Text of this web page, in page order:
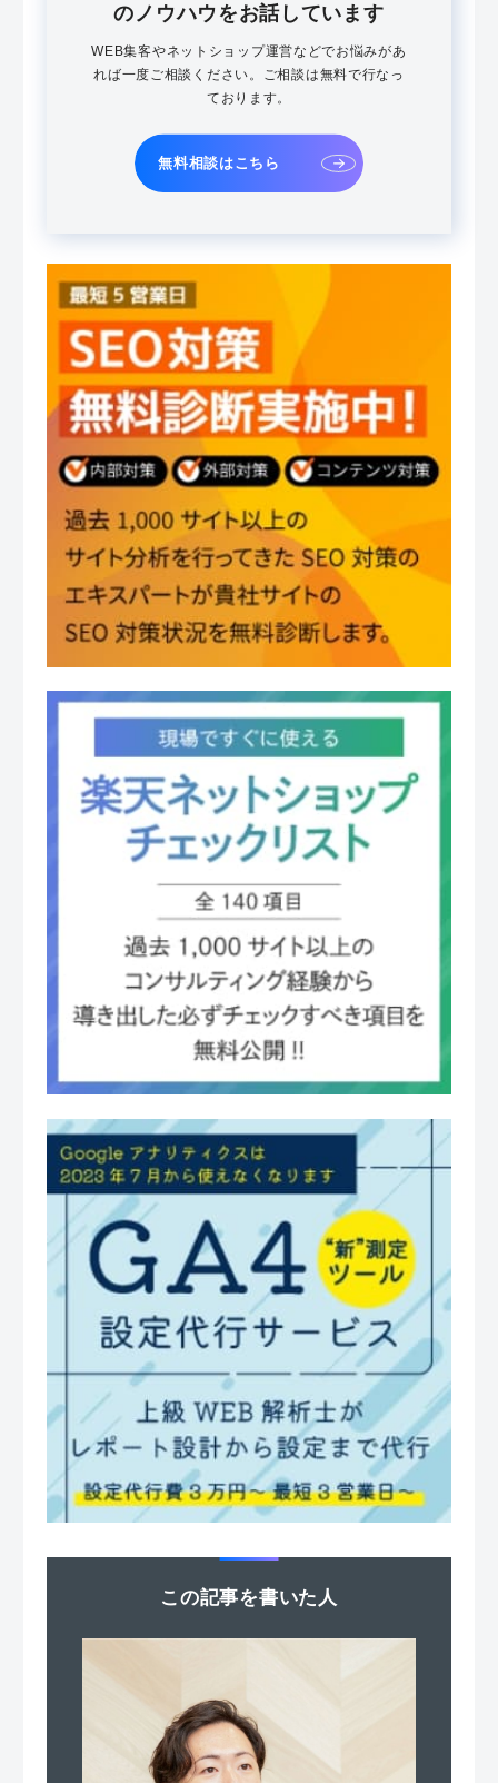
のノウハウをお話しています
WEB集客やネットショップ運営などでお悩みがあ
れば一度ご相談ください。ご相談は無料で行なっ
ております。
無料相談はこちら
この記事を書いた人